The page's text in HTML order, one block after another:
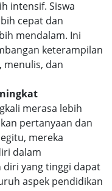
intensif. Siswa
cepat dan
mendalam. Ini
keterampilan
menulis, dan
merasa lebih
pertanyaan dan
mereka
dalam
diri yang tinggi dapat
aspek pendidikan